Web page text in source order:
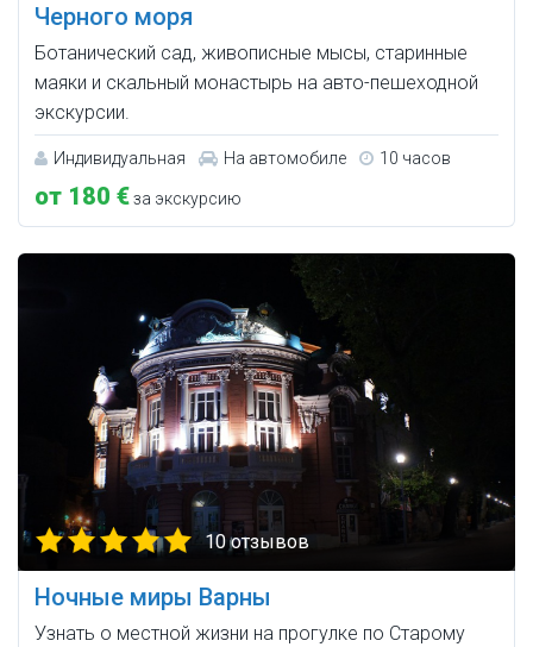
Черного моря
Ботанический сад, живописные мысы, старинные
маяки и скальный монастырь на авто-пешеходной
экскурсии.
Индивидуальная На автомобиле 10 часов
от 180 €за экскурсию
10 отзывов
Ночные миры Варны
Узнать о местной жизни на прогулке по Старому